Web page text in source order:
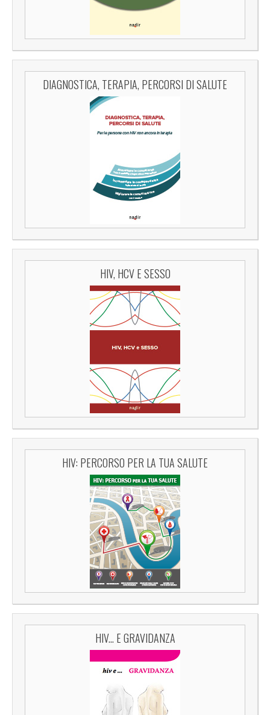
DIAGNOSTICA, TERAPIA, PERCORSI DI SALUTE
HIV, HCV E SESSO
HIV: PERCORSO PER LA TUA SALUTE
HIV... E GRAVIDANZA